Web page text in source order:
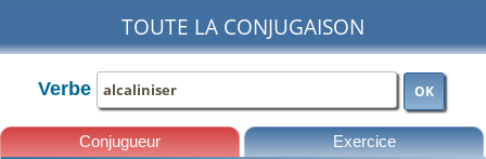
TOUTE LA CONJUGAISON
Verbe OK
Conjugueur Exercice